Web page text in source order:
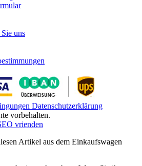
uns
Datenschutzerklärung
vorbehalten.
vrienden
Artikel aus dem Einkaufswagen